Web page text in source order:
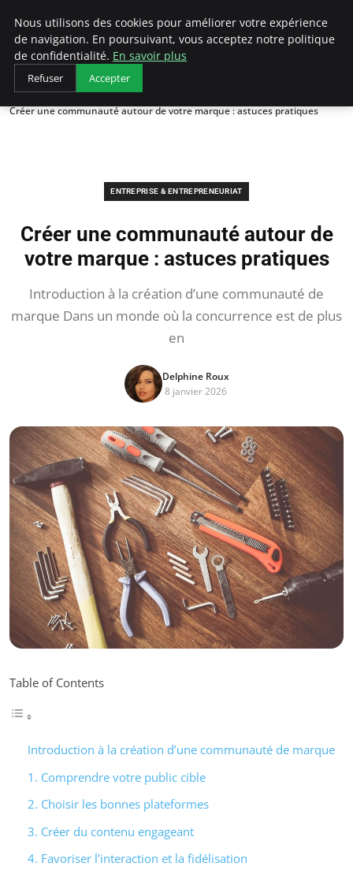
LECFCM
Accueil
Entreprise & Entrepreneuriat
Créer une communauté autour de votre marque : astuces pratiques
ENTREPRISE & ENTREPRENEURIAT
Créer une communauté autour de
votre marque : astuces pratiques
Introduction à la création d’une communauté de
marque Dans un monde où la concurrence est de plus
en
Delphine Roux
8 janvier 2026
Table of Contents
Introduction à la création d’une communauté de marque
1. Comprendre votre public cible
2. Choisir les bonnes plateformes
3. Créer du contenu engageant
4. Favoriser l’interaction et la fidélisation
Nous utilisons des cookies pour améliorer votre expérience
de navigation. En poursuivant, vous acceptez notre politique
de confidentialité. En savoir plus
Refuser Accepter